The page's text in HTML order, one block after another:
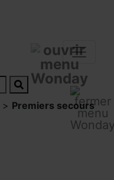
> Premiers secours